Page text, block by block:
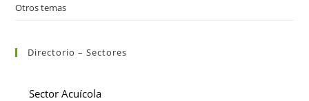
Otros temas
Directorio – Sectores
Sector Acuícola